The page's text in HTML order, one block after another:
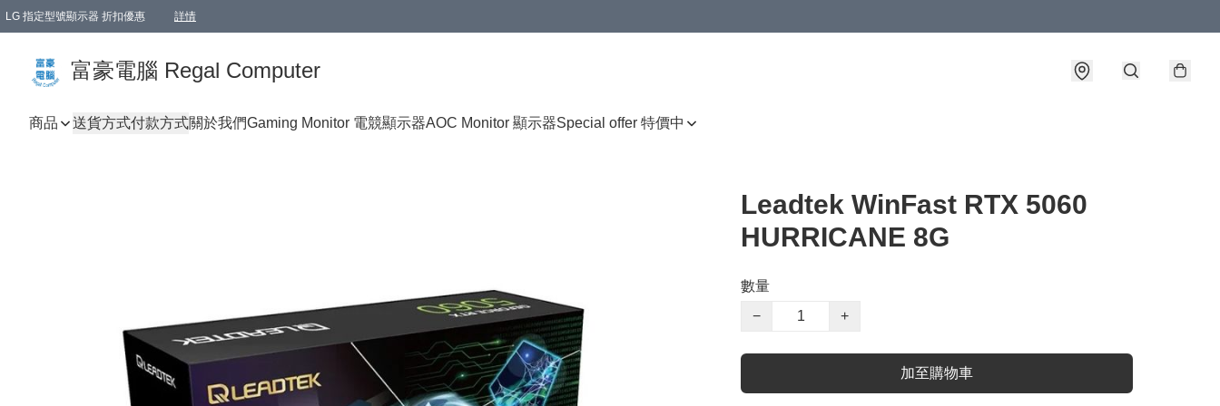
LG 指定型號顯示器 折扣優惠 詳情
富豪電腦 Regal Computer
商品 送貨方式付款方式關於我們Gaming Monitor 電競顯示器AOC Monitor 顯示器Special offer 特價中
Leadtek WinFast RTX 5060
HURRICANE 8G
數量
−
+
加至購物車